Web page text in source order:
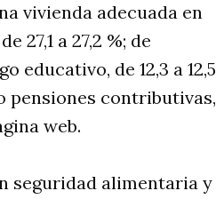
vivienda adecuada en
27,1 a 27,2 %; de
educativo, de 12,3 a 12,5
pensiones contributivas,
web.
seguridad alimentaria y